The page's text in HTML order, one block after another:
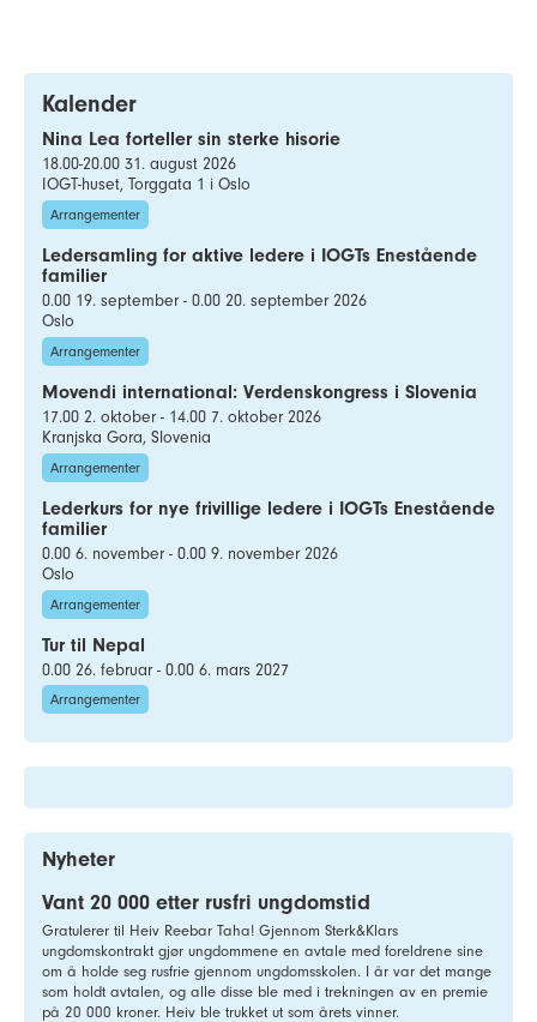
Kalender
Nina Lea forteller sin sterke hisorie
18.00-20.00 31. august 2026
IOGT-huset, Torggata 1 i Oslo
Arrangementer
Ledersamling for aktive ledere i IOGTs Enestående
familier
0.00 19. september - 0.00 20. september 2026
Oslo
Arrangementer
Movendi international: Verdenskongress i Slovenia
17.00 2. oktober - 14.00 7. oktober 2026
Kranjska Gora, Slovenia
Arrangementer
Lederkurs for nye frivillige ledere i IOGTs Enestående
familier
0.00 6. november - 0.00 9. november 2026
Oslo
Arrangementer
Tur til Nepal
0.00 26. februar - 0.00 6. mars 2027
Arrangementer
Nyheter
Vant 20 000 etter rusfri ungdomstid
Gratulerer til Heiv Reebar Taha! Gjennom Sterk&Klars
ungdomskontrakt gjør ungdommene en avtale med foreldrene sine
om å holde seg rusfrie gjennom ungdomsskolen. I år var det mange
som holdt avtalen, og alle disse ble med i trekningen av en premie
på 20 000 kroner. Heiv ble trukket ut som årets vinner.